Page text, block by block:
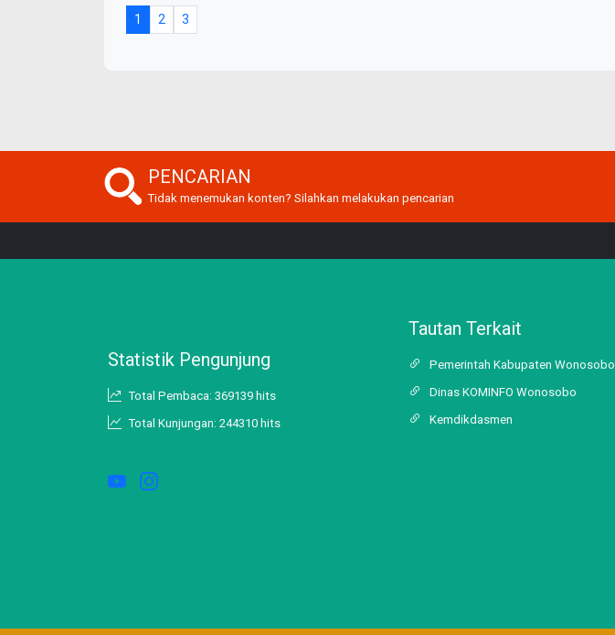
1 2 3
PENCARIAN
Tidak menemukan konten? Silahkan melakukan pencarian
Statistik Pengunjung
Total Pembaca: 369139 hits
Total Kunjungan: 244310 hits
Tautan Terkait
Pemerintah Kabupaten Wonosobo
Dinas KOMINFO Wonosobo
Kemdikdasmen